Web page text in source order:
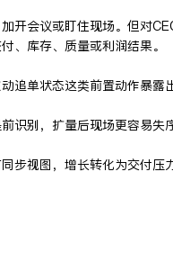
开会议或盯住现场。但对
、库存、质量或利润结果。
追单状态这类前置动作暴露
识别，扩量后现场更容易失
步视图，增长转化为交付压